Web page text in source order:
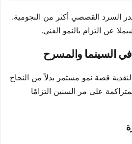
السرد القصصي أكثر من النجومية.
عن التزام بالنمو الفني.
السينما والمسرح
قصة نمو مستمر بدلاً من النجاح
على مر السنين التزامًا